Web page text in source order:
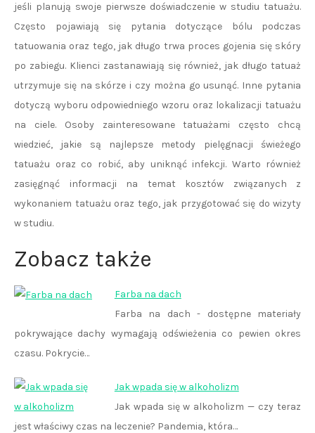
jeśli planują swoje pierwsze doświadczenie w studiu tatuażu.
Często pojawiają się pytania dotyczące bólu podczas
tatuowania oraz tego, jak długo trwa proces gojenia się skóry
po zabiegu. Klienci zastanawiają się również, jak długo tatuaż
utrzymuje się na skórze i czy można go usunąć. Inne pytania
dotyczą wyboru odpowiedniego wzoru oraz lokalizacji tatuażu
na ciele. Osoby zainteresowane tatuażami często chcą
wiedzieć, jakie są najlepsze metody pielęgnacji świeżego
tatuażu oraz co robić, aby uniknąć infekcji. Warto również
zasięgnąć informacji na temat kosztów związanych z
wykonaniem tatuażu oraz tego, jak przygotować się do wizyty
w studiu.
Zobacz także
Farba na dach
Farba na dach - dostępne materiały
pokrywające dachy wymagają odświeżenia co pewien okres
czasu. Pokrycie…
Jak wpada się w alkoholizm
Jak wpada się w alkoholizm — czy teraz
jest właściwy czas na leczenie? Pandemia, która…